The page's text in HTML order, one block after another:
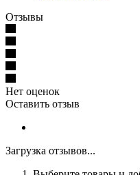
Отзывы
Нет оценок
Оставить отзыв
Загрузка отзывов...